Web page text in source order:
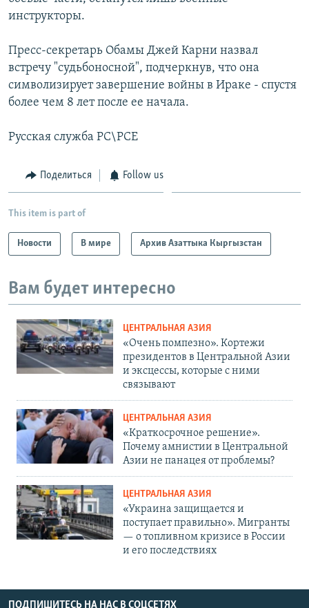
инструкторы.
Пресс-секретарь Обамы Джей Карни назвал
встречу "судьбоносной", подчеркнув, что она
символизирует завершение войны в Ираке - спустя
более чем 8 лет после ее начала.
Русская служба РС\РСЕ
Поделиться Follow us
This item is part of
Новости В мире Архив Азаттыка Кыргызстан
Вам будет интересно
ЦЕНТРАЛЬНАЯ АЗИЯ
«Очень помпезно». Кортежи
президентов в Центральной Азии
и эксцессы, которые с ними
связывают
ЦЕНТРАЛЬНАЯ АЗИЯ
«Краткосрочное решение».
Почему амнистии в Центральной
Азии не панацея от проблемы?
ЦЕНТРАЛЬНАЯ АЗИЯ
«Украина защищается и
поступает правильно». Мигранты
— о топливном кризисе в России
и его последствиях
ПОДПИШИТЕСЬ НА НАС В СОЦСЕТЯХ